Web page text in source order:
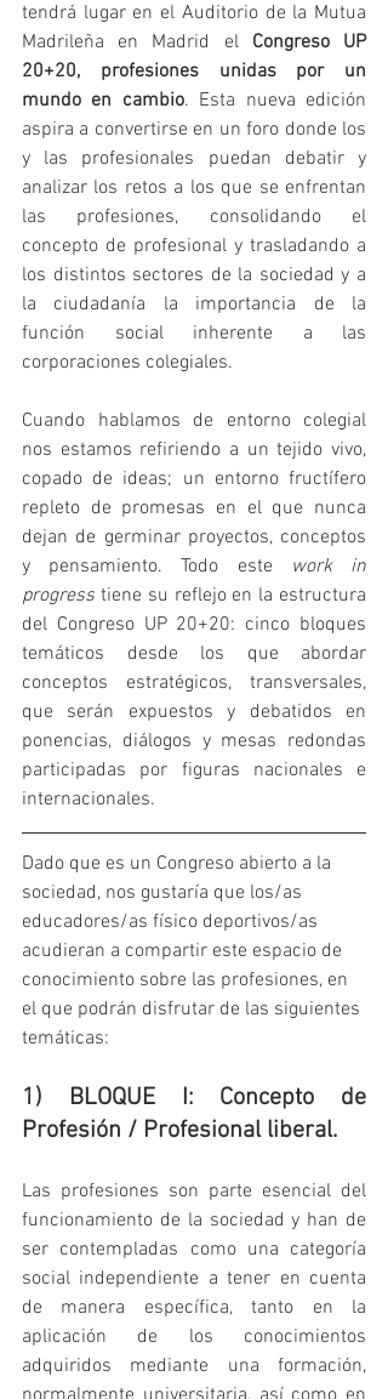
tendrá lugar en el Auditorio de la Mutua
Madrileña en Madrid el Congreso UP
20+20, profesiones unidas por un
mundo en cambio. Esta nueva edición
aspira a convertirse en un foro donde los
y las profesionales puedan debatir y
analizar los retos a los que se enfrentan
las profesiones, consolidando el
concepto de profesional y trasladando a
los distintos sectores de la sociedad y a
la ciudadanía la importancia de la
función social inherente a las
corporaciones colegiales.
Cuando hablamos de entorno colegial
nos estamos refiriendo a un tejido vivo,
copado de ideas; un entorno fructífero
repleto de promesas en el que nunca
dejan de germinar proyectos, conceptos
y pensamiento. Todo este
work in
progress tiene su reflejo en la estructura
del Congreso UP 20+20: cinco bloques
temáticos desde los que abordar
conceptos estratégicos, transversales,
que serán expuestos y debatidos en
ponencias, diálogos y mesas redondas
participadas por figuras nacionales e
internacionales.
Dado que es un Congreso abierto a la
sociedad, nos gustaría que los/as
educadores/as físico deportivos/as
acudieran a compartir este espacio de
conocimiento sobre las profesiones, en
el que podrán disfrutar de las siguientes
temáticas:
1) BLOQUE I: Concepto de
Profesión / Profesional liberal.
Las profesiones son parte esencial del
funcionamiento de la sociedad y han de
ser contempladas como una categoría
social independiente a tener en cuenta
de manera específica, tanto en la
aplicación de los conocimientos
adquiridos mediante una formación,